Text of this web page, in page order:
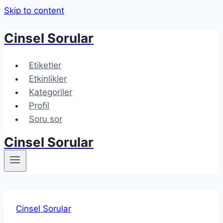
Skip to content
Cinsel Sorular
Etiketler
Etkinlikler
Kategoriler
Profil
Soru sor
Cinsel Sorular
Cinsel Sorular